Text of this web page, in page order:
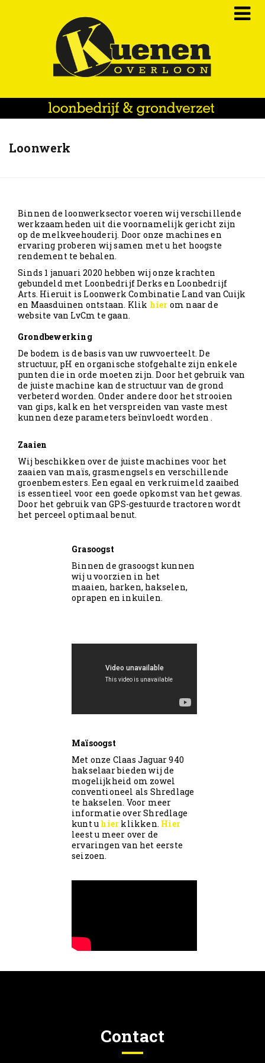
Home
Nieuws
Foto’s
Loonwerk
Binnen de loonwerksector voeren wij verschillende
werkzaamheden uit die voornamelijk gericht zijn
op de melkveehouderij. Door onze machines en
ervaring proberen wij samen met u het hoogste
rendement te behalen.
Sinds 1 januari 2020 hebben wij onze krachten
gebundeld met Loonbedrijf Derks en Loonbedrijf
Arts. Hieruit is Loonwerk Combinatie Land van Cuijk
en Maasduinen ontstaan. Klik hier om naar de
website van LvCm te gaan.
Grondbewerking
De bodem is de basis van uw ruwvoerteelt. De
structuur, pH en organische stofgehalte zijn enkele
punten die in orde moeten zijn. Door het gebruik van
de juiste machine kan de structuur van de grond
verbeterd worden. Onder andere door het strooien
van gips, kalk en het verspreiden van vaste mest
kunnen deze parameters beïnvloedt worden .
Zaaien
Wij beschikken over de juiste machines voor het
zaaien van maïs, grasmengsels en verschillende
groenbemesters. Een egaal en verkruimeld zaaibed
is essentieel voor een goede opkomst van het gewas.
Door het gebruik van GPS-gestuurde tractoren wordt
het perceel optimaal benut.
Grasoogst
Binnen de grasoogst kunnen
wij u voorzien in het
maaien, harken, hakselen,
oprapen en inkuilen.
Maïsoogst
Met onze Claas Jaguar 940
hakselaar bieden wij de
mogelijkheid om zowel
conventioneel als Shredlage
te hakselen. Voor meer
informatie over Shredlage
kunt uhier klikken. Hier
leest u meer over de
ervaringen van het eerste
seizoen.
Contact